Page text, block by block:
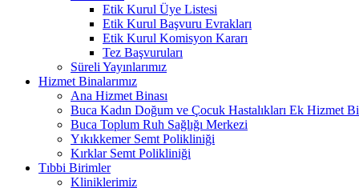
Etik Kurul Üye Listesi
Etik Kurul Başvuru Evrakları
Etik Kurul Komisyon Kararı
Tez Başvuruları
Süreli Yayınlarımız
Hizmet Binalarımız
Ana Hizmet Binası
Buca Kadın Doğum ve Çocuk Hastalıkları Ek Hizmet
Buca Toplum Ruh Sağlığı Merkezi
Yıkıkkemer Semt Polikliniği
Kırklar Semt Polikliniği
Tıbbi Birimler
Kliniklerimiz